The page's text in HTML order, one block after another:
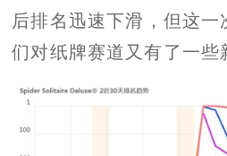
后排名迅速下滑，但这
们对纸牌赛道又有了一些